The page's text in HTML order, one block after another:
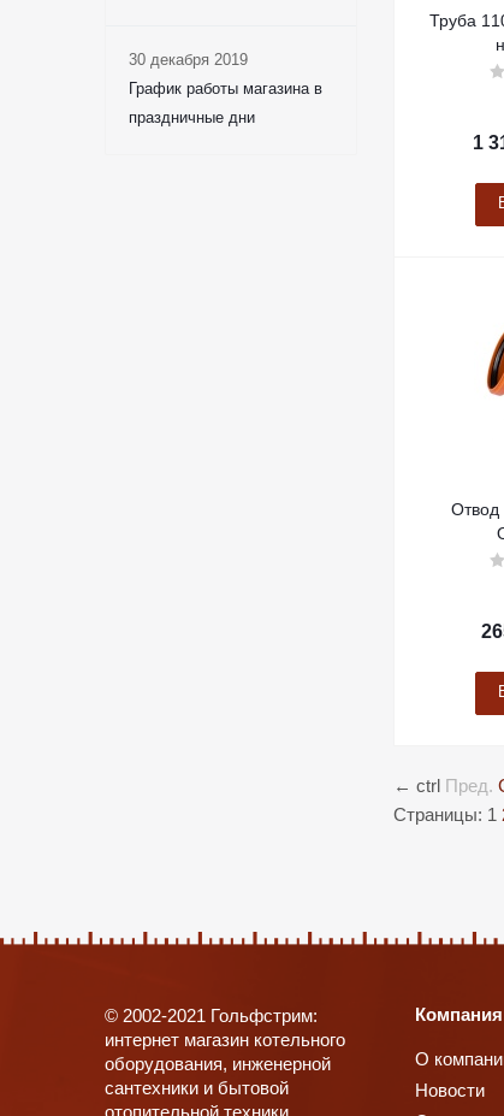
Труба
1
Отвод
← ctrl Пред.
Страницы: 1
30 декабря 2019
График работы магазина в
праздничные дни
© 2002-2021 Гольфстрим:
интернет магазин котельного
оборудования, инженерной
сантехники и бытовой
отопительной техники
Компания
О
Новости